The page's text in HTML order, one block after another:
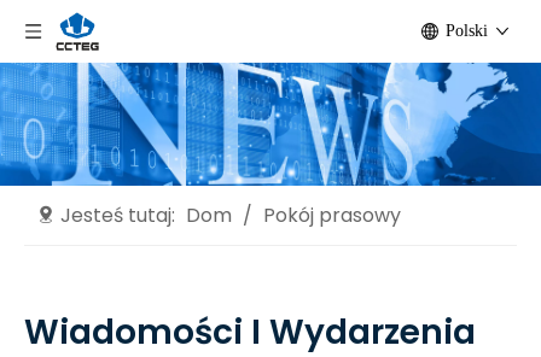
Polski
Jesteś tutaj: Dom / Pokój prasowy
Wiadomości I Wydarzenia